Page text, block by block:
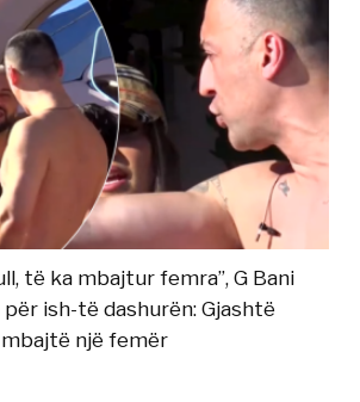
të ka mbajtur femra”, G Bani
ish-të dashurën: Gjashtë
një femër